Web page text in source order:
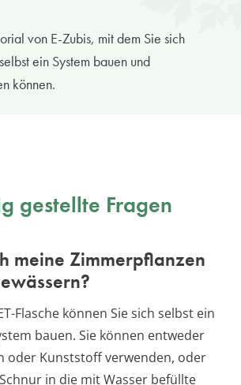
von E-Zubis, mit dem Sie sich
ein System bauen und
können.
gestellte Fragen
meine Zimmerpflanzen
Flasche können Sie sich selbst ein
bauen. Sie können entweder
oder Kunststoff verwenden, oder
in die mit Wasser befüllte